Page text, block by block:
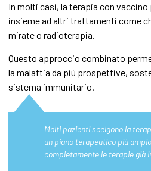
In molti casi, la terapia con
insieme ad altri trattamenti come
mirate o radioterapia.
Questo approccio combinato
la malattia da più prospettive,
sistema immunitario.
Molti pazienti scelgono la
un piano terapeutico più
completamente le terapie già